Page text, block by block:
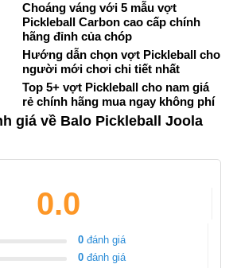
Choáng váng với 5 mẫu vợt
Pickleball Carbon cao cấp chính
hãng đỉnh của chóp
Hướng dẫn chọn vợt Pickleball cho
người mới chơi chi tiết nhất
Top 5+ vợt Pickleball cho nam giá
rẻ chính hãng mua ngay không phí
giá về Balo Pickleball Joola
0.0
0 đánh giá
0 đánh giá